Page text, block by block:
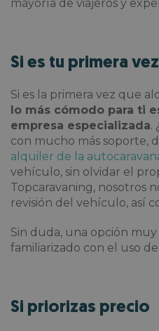
mayoría de viajeros y
Si es tu primera vez
Si es la primera vez que
lo más cómodo para ti
empresa especializada.
con mucho más soporte,
alquiler de la
vehículo, sin olvidar el
Topcaravaning, nosotros
revisión del vehículo, así
Sin duda, una opción
familiarizado con el uso
Si priorizas precio